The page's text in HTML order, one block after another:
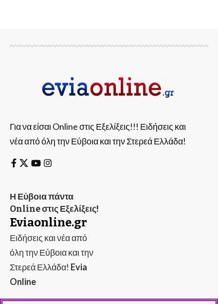
Για να είσαι Online στις Εξελίξεις!!! Ειδήσεις και
νέα από όλη την Εύβοια και την Στερεά Ελλάδα!
Η Εύβοια πάντα
Online στις Εξελίξεις!
Eviaonline.gr
Ειδήσεις και νέα από
όλη την Εύβοια και την
Στερεά Ελλάδα! Evia
Online